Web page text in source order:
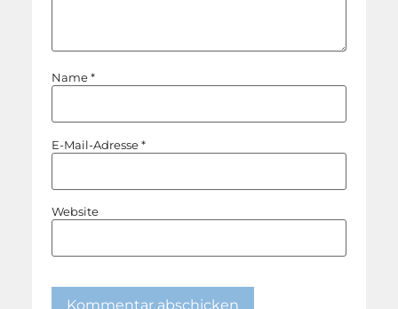
Name*
E-Mail-Adresse*
Website